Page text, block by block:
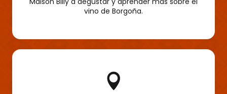
vino de Borgoña.